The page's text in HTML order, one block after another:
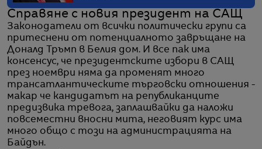
Справяне с новия президент на САЩ
Законодатели от всички политически групи са
притеснени от потенциалното завръщане на
Доналд Тръмп в Белия дом. И все пак има
консенсус, че президентските избори в САЩ
през ноември няма да променят много
трансатлантическите търговски отношения -
макар че кандидатът на републиканците
предизвика тревога, заплашвайки да наложи
повсеместни вносни мита, неговият курс има
много общо с този на администрацията на
Байдън.